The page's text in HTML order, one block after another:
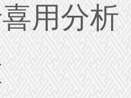
用分析